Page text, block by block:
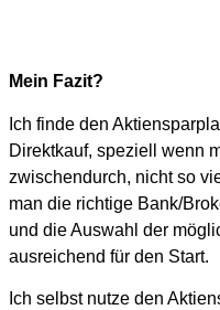
Mein Fazit?
Ich finde den
Direktkauf, speziell wenn
zwischendurch, nicht so
man die richtige Bank/
und die Auswahl der
ausreichend für den Start.
Ich selbst nutze den